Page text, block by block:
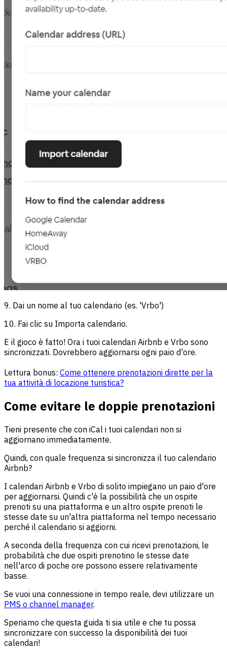
9. Dai un nome al tuo calendario (es. 'Vrbo')
10. Fai clic su Importa calendario.
E il gioco è fatto! Ora i tuoi calendari Airbnb e Vrbo sono
sincronizzati. Dovrebbero aggiornarsi ogni paio d'ore.
Lettura bonus: Come ottenere prenotazioni dirette per la
tua attività di locazione turistica?
Come evitare le doppie prenotazioni
Tieni presente che con iCal i tuoi calendari non si
aggiornano immediatamente.
Quindi, con quale frequenza si sincronizza il tuo calendario
Airbnb?
I calendari Airbnb e Vrbo di solito impiegano un paio d'ore
per aggiornarsi. Quindi c'è la possibilità che un ospite
prenoti su una piattaforma e un altro ospite prenoti le
stesse date su un'altra piattaforma nel tempo necessario
perché il calendario si aggiorni.
A seconda della frequenza con cui ricevi prenotazioni, le
probabilità che due ospiti prenotino le stesse date
nell'arco di poche ore possono essere relativamente
basse.
Se vuoi una connessione in tempo reale, devi utilizzare un
PMS o channel manager.
Speriamo che questa guida ti sia utile e che tu possa
sincronizzare con successo la disponibilità dei tuoi
calendari!